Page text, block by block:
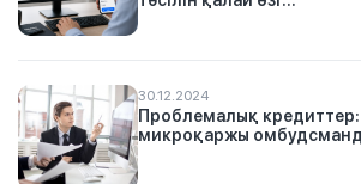
30.12.2024
Проблемалық
микроқаржы